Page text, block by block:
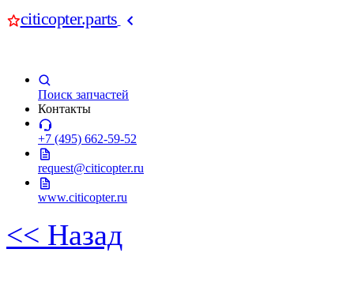
citicopter.parts
Поиск запчастей
Контакты
+7 (495) 662-59-52
request@citicopter.ru
www.citicopter.ru
<< Назад